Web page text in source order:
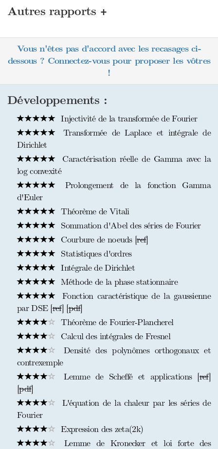
Autres rapports +
Vous n'êtes pas d'accord avec les recasages ci-
dessous ? Connectez-vous pour proposer les vôtres
!
Développements :
Injectivité de la transformée de Fourier
Transformée de Laplace et intégrale de
Dirichlet
Caractérisation réelle de Gamma avec la
log convexité
Prolongement de la fonction Gamma
d'Euler
Théorème de Vitali
Sommation d'Abel des séries de Fourier
Courbure de noeuds [ref]
Statistiques d'ordres
Intégrale de Dirichlet
Méthode de la phase stationnaire
Fonction caractéristique de la gaussienne
par DSE [ref] [pdf]
Théorème de Fourier-Plancherel
Calcul des intégrales de Fresnel
Densité des polynômes orthogonaux et
contrexemple
Lemme de Scheffé et applications [ref]
[pdf]
L'équation de la chaleur par les séries de
Fourier
Expression des zeta(2k)
Lemme de Kronecker et loi forte des